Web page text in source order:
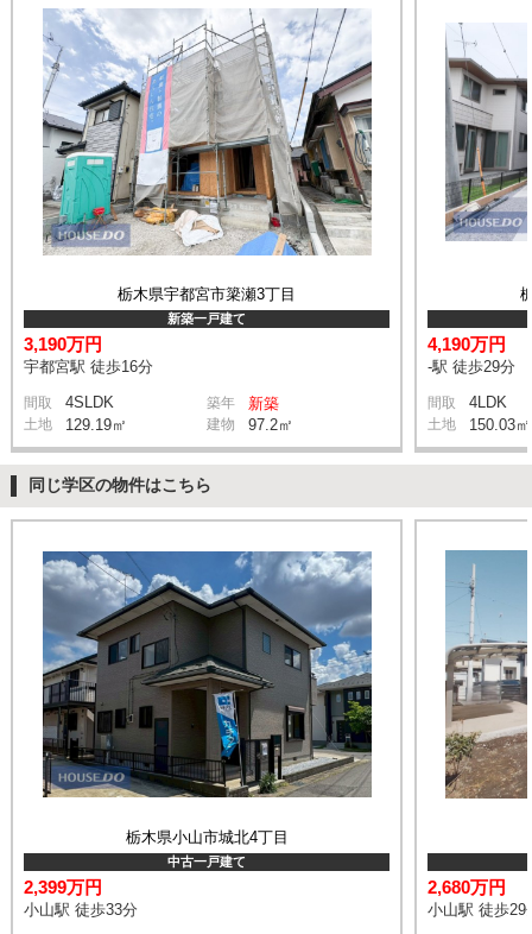
栃木県宇都宮市簗瀬3丁目
新築一戸建て
3,190万円
宇都宮駅 徒歩16分
間取 4SLDK 築年 新築
土地 129.19㎡ 建物 97.2㎡
4,190万円
-駅 徒歩29分
間取 4LDK
土地 150.03㎡
同じ学区の物件はこちら
栃木県小山市城北4丁目
中古一戸建て
2,399万円
小山駅 徒歩33分
2,680万円
小山駅 徒歩29